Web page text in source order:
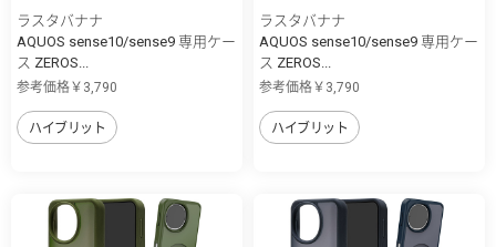
ラスタバナナ
AQUOS sense10/sense9 専用ケー
ス ZEROS...
参考価格￥3,790
ハイブリット
ラスタバナナ
AQUOS sense10/sense9 専用ケー
ス ZEROS...
参考価格￥3,790
ハイブリット